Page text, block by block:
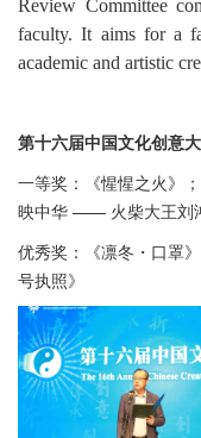
Review Committee
faculty. It aims for a
academic and artistic
第十六届中国文化创意
一等奖：《惺惺之火》
映中华 —— 火柴大王刘
优秀奖：《凛冬・口罩
号执照》